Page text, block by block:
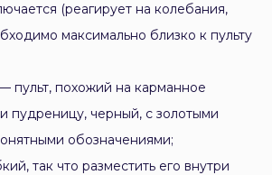
(реагирует на колебания,
максимально близко к пульту
пульт, похожий на карманное
пудреницу, черный, с золотыми
обозначениями;
так что разместить его внутри